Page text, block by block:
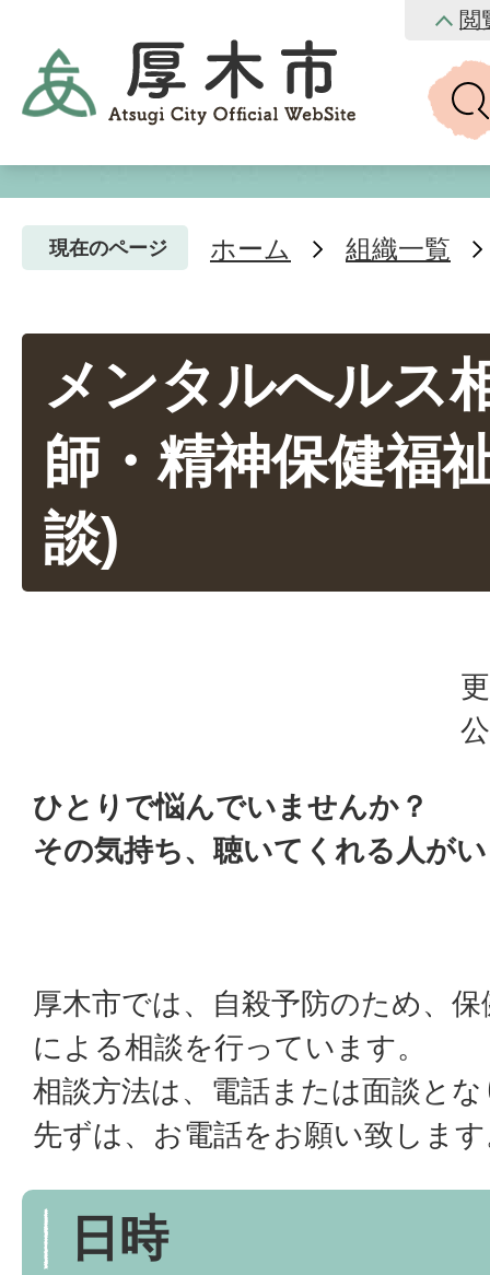
閲
現在のページ ホーム 組織一覧
メンタルへルス
師・精神保健福
談)
ひとりで悩んでいませんか？
その気持ち、聴いてくれる人が
厚木市では、自殺予防のため、
による相談を行っています。
相談方法は、電話または面談と
先ずは、お電話をお願い致しま
日時